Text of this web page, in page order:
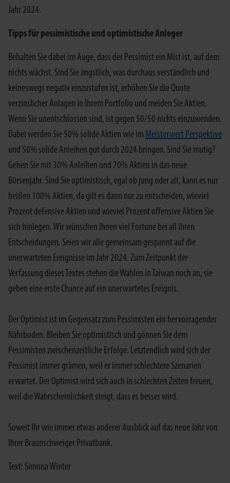
Jahr 2024.
Tipps für pessimistische und optimistische Anleger
Behalten Sie dabei im Auge, dass der Pessimist ein Mist ist, auf dem
nichts wächst. Sind Sie ängstlich, was durchaus verständlich und
keineswegs negativ einzustufen ist, erhöhen Sie die Quote
verzinslicher Anlagen in Ihrem Portfolio und meiden Sie Aktien.
Wenn Sie unentschlossen sind, ist gegen 50/50 nichts einzuwenden.
Dabei werden Sie 50% solide Aktien wie im Meisterwert Perspektive
und 50% solide Anleihen gut durch 2024 bringen. Sind Sie mutig?
Gehen Sie mit 30% Anleihen und 70% Aktien in das neue
Börsenjahr. Sind Sie optimistisch, egal ob jung oder alt, kann es nur
heißen 100% Aktien, da gilt es dann nur zu entscheiden, wieviel
Prozent defensive Aktien und wieviel Prozent offensive Aktien Sie
sich hinlegen. Wir wünschen Ihnen viel Fortune bei all ihren
Entscheidungen. Seien wir alle gemeinsam gespannt auf die
unerwarteten Ereignisse im Jahr 2024. Zum Zeitpunkt der
Verfassung dieses Textes stehen die Wahlen in Taiwan noch an, sie
geben eine erste Chance auf ein unerwartetes Ereignis.
Der Optimist ist im Gegensatz zum Pessimisten ein hervorragender
Nährboden. Bleiben Sie optimistisch und gönnen Sie dem
Pessimisten zwischenzeitliche Erfolge. Letztendlich wird sich der
Pessimist immer grämen, weil er immer schlechtere Szenarien
erwartet. Der Optimist wird sich auch in schlechten Zeiten freuen,
weil die Wahrscheinlichkeit steigt, dass es besser wird.
Soweit Ihr wie immer etwas anderer Ausblick auf das neue Jahr von
Ihrer Braunschweiger Privatbank.
Text: Simona Winter